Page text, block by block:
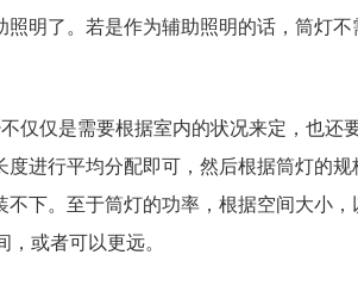
照明了。若是作为辅助照明的话，筒灯
仅仅是需要根据室内的状况来定，也还
度进行平均分配即可，然后根据筒灯的
不下。至于筒灯的功率，根据空间大小
或者可以更远。